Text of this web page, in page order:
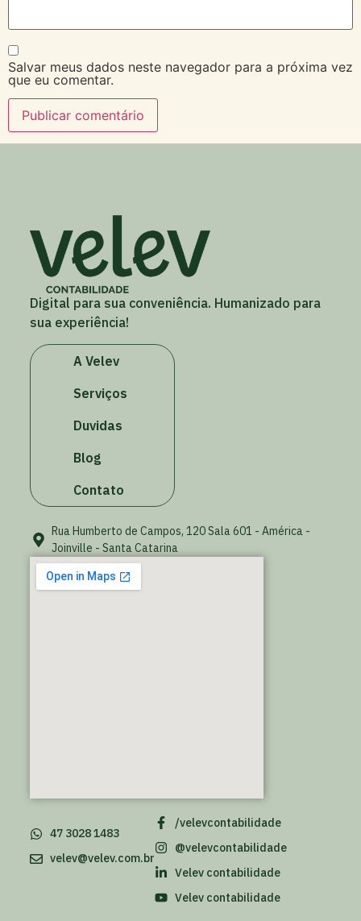
Salvar meus dados neste navegador para a próxima vez
que eu comentar.
Digital para sua conveniência. Humanizado para
sua experiência!
A Velev
Serviços
Duvidas
Blog
Contato
Rua Humberto de Campos, 120 Sala 601 - América -
Joinville - Santa Catarina
/velevcontabilidade
@velevcontabilidade
Velev contabilidade
Velev contabilidade
47 3028 1483
velev@velev.com.br